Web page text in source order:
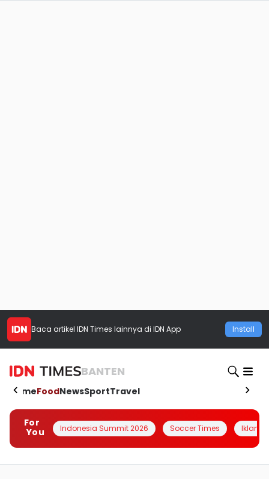
Baca artikel IDN Times lainnya di IDN App Install
BANTEN
HomeFoodNewsSportTravel
For
You
Indonesia Summit 2026 Soccer Times Iklanin